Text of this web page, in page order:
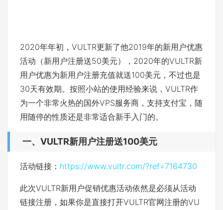
2020年年初，VULTR更新了他2019年的新用户优惠
活动（新用户注册送50美元），2020年的VULTR新
用户优惠为新用户注册充值就送100美元，不过也是
30天有效期。按照小站的使用经验来说，VULTR作
为一个非常火热的国外VPS服务商，支持支付宝，随
用随停的性质还是非常适合新手入门的。
一、VULTR新用户注册送100美元
活动链接： https://www.vultr.com/?ref=7164730
此次VULTR新用户促销优惠活动依然是必须从活动
链接注册，如果你是直接打开VULTR官网注册的VU